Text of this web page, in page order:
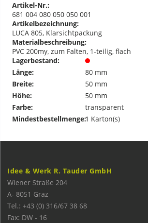
Artikel-Nr.:
681 004 080 050 050 001
Artikelbezeichnung:
LUCA 805, Klarsichtpackung
Materialbeschreibung:
PVC 200my, zum Falten, 1-teilig, flach
Lagerbestand:
Länge:
80 mm
Breite:
50 mm
Höhe:
50 mm
Farbe:
transparent
Mindestbestellmenge:1 Karton(s)
Idee & Werk R. Tauder GmbH
Wiener Straße 204
A- 8051 Graz
Tel.: +43 (0) 316/67 38 68
Fax: DW - 16